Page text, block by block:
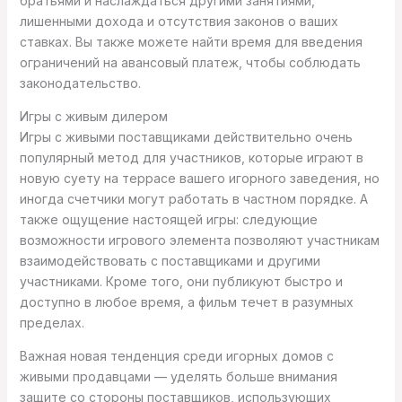
лишенными дохода и отсутствия законов о ваших
ставках. Вы также можете найти время для введения
ограничений на авансовый платеж, чтобы соблюдать
законодательство.
Игры с живым дилером
Игры с живыми поставщиками действительно очень
популярный метод для участников, которые играют в
новую суету на террасе вашего игорного заведения, но
иногда счетчики могут работать в частном порядке. А
также ощущение настоящей игры: следующие
возможности игрового элемента позволяют участникам
взаимодействовать с поставщиками и другими
участниками. Кроме того, они публикуют быстро и
доступно в любое время, а фильм течет в разумных
пределах.
Важная новая тенденция среди игорных домов с
живыми продавцами — уделять больше внимания
защите со стороны поставщиков, использующих